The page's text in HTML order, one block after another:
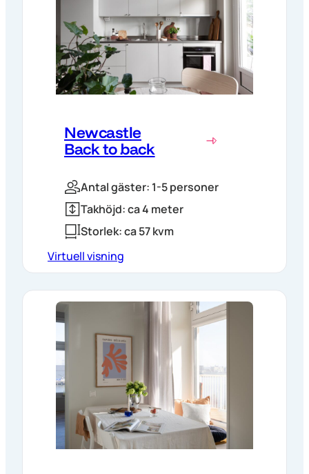
Newcastle
Back to back
Antal gäster: 1-5 personer
Takhöjd: ca 4 meter
Storlek: ca 57 kvm
Virtuell visning